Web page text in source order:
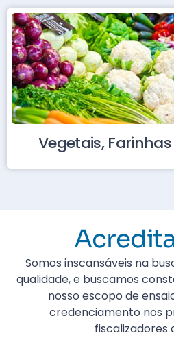
Vegetais,
Somos inscansáveis na
qualidade, e buscamos
nosso escopo de
credenciamento nos
fiscalizadores